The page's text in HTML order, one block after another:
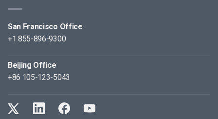
San Francisco Office
+1 855-896-9300
Beijing Office
+86 105-123-5043